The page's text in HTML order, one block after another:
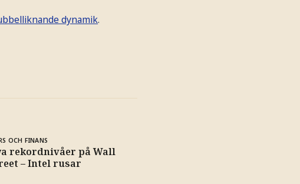
dynamik.
OCH FINANS
rekordnivåer på Wall
– Intel rusar